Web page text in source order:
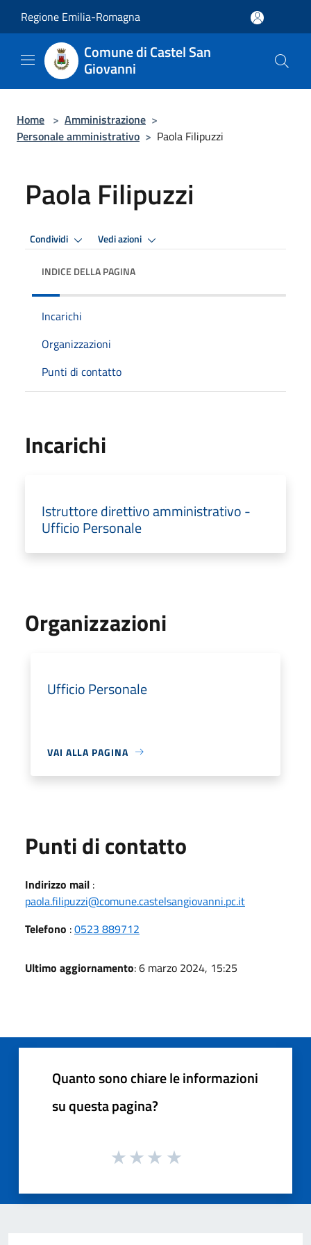
Regione Emilia-Romagna
Comune di Castel San
Giovanni
Home > Amministrazione >
Personale amministrativo > Paola Filipuzzi
Paola Filipuzzi
Condividi Vedi azioni
INDICE DELLA PAGINA
Incarichi
Organizzazioni
Punti di contatto
Incarichi
Istruttore direttivo amministrativo -
Ufficio Personale
Organizzazioni
Ufficio Personale
VAI ALLA PAGINA
Punti di contatto
Indirizzo mail :
paola.filipuzzi@comune.castelsangiovanni.pc.it
Telefono :0523 889712
Ultimo aggiornamento: 6 marzo 2024, 15:25
Quanto sono chiare le informazioni
su questa pagina?